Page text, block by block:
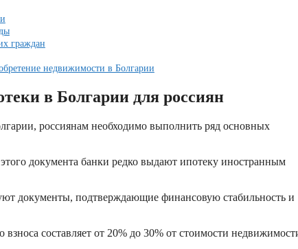
граждан
недвижимости в Болгарии
в Болгарии для россиян
россиянам необходимо выполнить ряд основных
документа банки редко выдают ипотеку иностранным
документы, подтверждающие финансовую стабильность и
составляет от 20% до 30% от стоимости